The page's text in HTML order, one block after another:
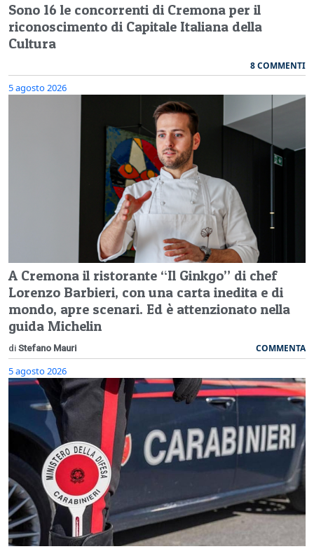
Sono 16 le concorrenti di Cremona per il
riconoscimento di Capitale Italiana della
Cultura
8 COMMENTI
5 agosto 2026
A Cremona il ristorante “Il Ginkgo” di chef
Lorenzo Barbieri, con una carta inedita e di
mondo, apre scenari. Ed è attenzionato nella
guida Michelin
di Stefano Mauri COMMENTA
5 agosto 2026